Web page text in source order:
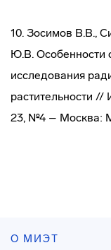
10. Зосимов В.В.,
Ю.В. Особенности
исследования
растительности //
23, №4 – Москва:
О МИЭТ